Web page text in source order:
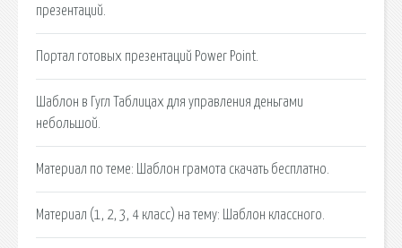
презентаций.
Портал готовых презентаций Power Point.
Шаблон в Гугл Таблицах для управления деньгами
небольшой.
Материал по теме: Шаблон грамота скачать бесплатно.
Материал (1, 2, 3, 4 класс) на тему: Шаблон классного.